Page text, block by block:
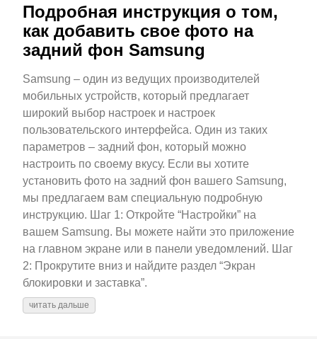
Подробная инструкция о том,
как добавить свое фото на
задний фон Samsung
Samsung – один из ведущих производителей
мобильных устройств, который предлагает
широкий выбор настроек и настроек
пользовательского интерфейса. Один из таких
параметров – задний фон, который можно
настроить по своему вкусу. Если вы хотите
установить фото на задний фон вашего Samsung,
мы предлагаем вам специальную подробную
инструкцию. Шаг 1: Откройте “Настройки” на
вашем Samsung. Вы можете найти это приложение
на главном экране или в панели уведомлений. Шаг
2: Прокрутите вниз и найдите раздел “Экран
блокировки и заставка”.
читать дальше